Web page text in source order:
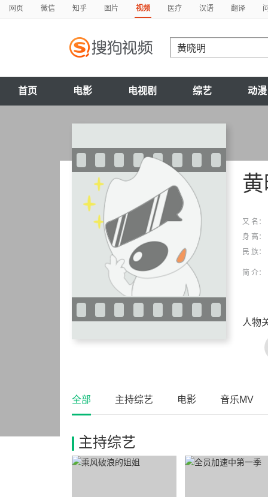
网页 微信 知乎 图片 视频 医疗 汉语 翻译
首页 电影 电视剧 综艺 动漫
又 名：
身 高：
民 族：
简 介：
人物
全部 主持综艺 电影 音乐MV
主持综艺